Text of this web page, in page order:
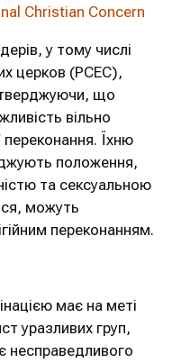
Christian Concern
у тому числі
церков (PCEC),
що
вільно
переконання. Їхню
положення,
та сексуальною
можуть
переконанням.
має на меті
уразливих груп,
несправедливого